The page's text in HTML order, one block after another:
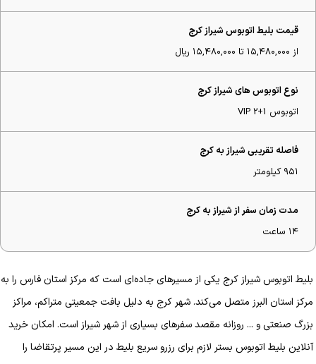
قیمت بلیط اتوبوس شیراز کرج
از ۱۵,۴۸۰,۰۰۰ تا ۱۵,۴۸۰,۰۰۰ ریال
نوع اتوبوس های شیراز کرج
اتوبوس VIP 2+1
فاصله تقریبی شیراز به کرج
۹۵۱ کیلومتر
مدت زمان سفر از شیراز به کرج
۱۴ ساعت
بلیط اتوبوس شیراز کرج یکی از مسیرهای جاده‌ای است که مرکز استان فارس را به
مرکز استان البرز متصل می‌کند. شهر کرج به دلیل بافت جمعیتی متراکم، مراکز
بزرگ صنعتی و ... روزانه مقصد سفرهای بسیاری از شهر شیراز است. امکان خرید
آنلاین بلیط اتوبوس بستر لازم برای رزرو سریع بلیط در این مسیر پرتقاضا را